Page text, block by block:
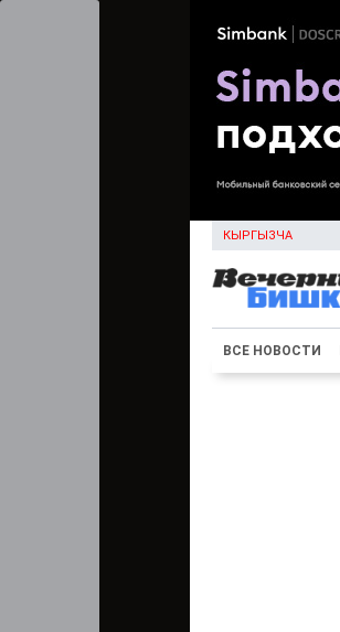
КЫРГЫЗЧА
ВСЕ НОВОСТИ